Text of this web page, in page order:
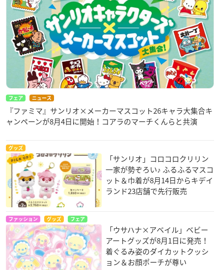
フェア ニュース
『ファミマ』サンリオ×メーカーマスコット26キャラ大集合キ
ャンペーンが8月4日に開始！コアラのマーチくんらと共演
グッズ
「サンリオ」コロコロクリリン
一家が勢ぞろい♪ ふるふるマスコ
ット＆巾着が8月14日からキデイ
ランド23店舗で先行販売
ファッション グッズ フェア
「ウサハナ×アベイル」ベビー
アートグッズが8月1日に発売！
着ぐるみ姿のダイカットクッシ
ョン＆お顔ポーチが尊い